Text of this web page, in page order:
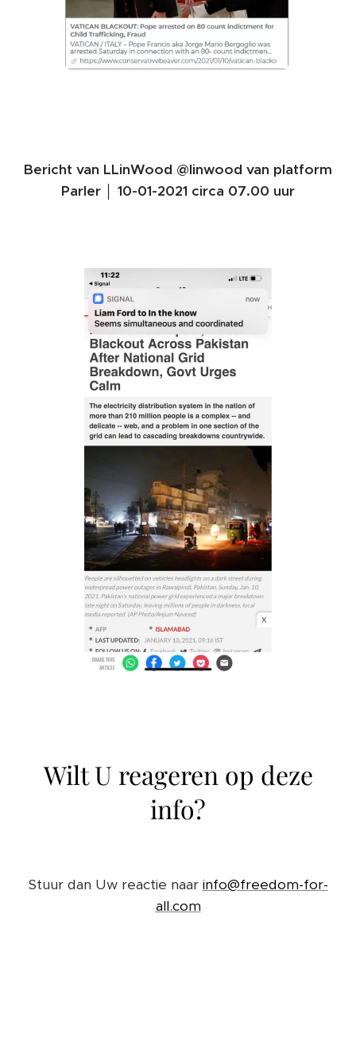
Bericht van LLinWood @linwood van platform
Parler │ 10-01-2021 circa 07.00 uur
Wilt U reageren op deze
info?
Stuur dan Uw reactie naar info@freedom-for-
all.com